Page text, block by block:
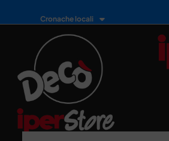
Cronache locali